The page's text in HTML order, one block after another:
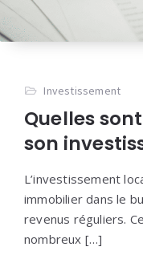
Investissement
Quelles
son
L’investissement
immobilier dans le
revenus réguliers.
nombreux […]